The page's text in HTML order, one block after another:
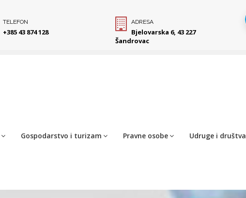
TELEFON
+385 43 874 128
ADRESA
Bjelovarska 6, 43 227
Šandrovac
Gospodarstvo i turizam Pravne osobe Udruge i društva